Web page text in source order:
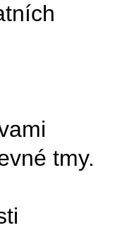
tmy.